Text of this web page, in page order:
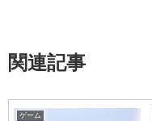
関連記事
ゲーム